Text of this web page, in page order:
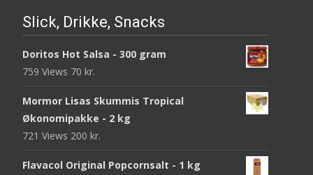
Slick, Drikke, Snacks
Doritos Hot Salsa - 300 gram
759 Views 70 kr.
Mormor Lisas Skummis Tropical
Økonomipakke - 2 kg
721 Views 200 kr.
Flavacol Original Popcornsalt - 1 kg